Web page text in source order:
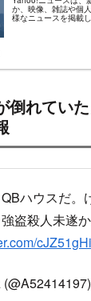
Yahoo!ニュースは、
か、映像、雑誌や個
様なニュースを掲載
倒れてい
ハウスだ。
盗殺人未遂